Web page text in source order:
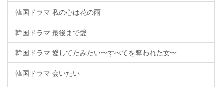
韓国ドラマ 私の心は花の雨
韓国ドラマ 最後まで愛
韓国ドラマ 愛してたみたい〜すべてを奪われた女〜
韓国ドラマ 会いたい